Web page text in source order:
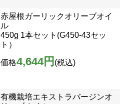
赤屋根ガーリックオリーブオイ
ル
450g 1本セット(G450-43セッ
ト）
価格4,644円 (税込)
有機栽培エキストラバージンオ